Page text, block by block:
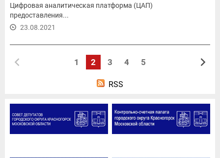
Цифровая аналитическая платформа (ЦАП)
предоставления...
23.08.2021
1 2 3 4 5
RSS